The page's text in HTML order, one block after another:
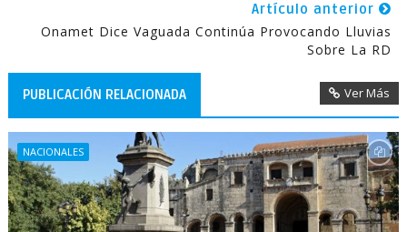
Artículo anterior
Onamet Dice Vaguada Continúa Provocando Lluvias
Sobre La RD
PUBLICACIÓN RELACIONADA Ver Más
NACIONALES